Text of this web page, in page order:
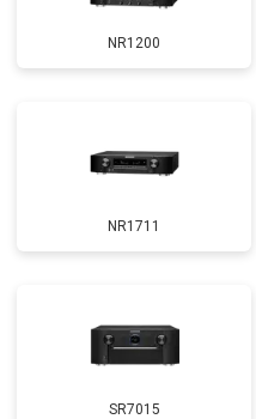
NR1200
NR1711
SR7015